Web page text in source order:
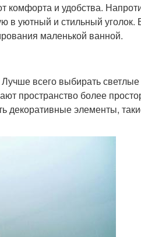
комфорта и удобства.
в уютный и стильный уголок.
маленькой ванной.
всего выбирать светлые
пространство более
декоративные элементы,